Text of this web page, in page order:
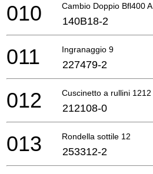
Cambio Doppio Bfl400 A
010 140B18-2
Ingranaggio 9
011 227479-2
Cuscinetto a rullini 1212
012 212108-0
Rondella sottile 12
013 253312-2